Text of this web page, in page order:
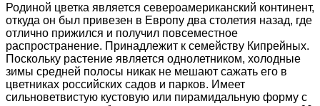
Родиной цветка является североамериканский континент,
откуда он был привезен в Европу два столетия назад, где
отлично прижился и получил повсеместное
распространение. Принадлежит к семейству Кипрейных.
Поскольку растение является однолетником, холодные
зимы средней полосы никак не мешают сажать его в
цветниках российских садов и парков. Имеет
сильноветвистую кустовую или пирамидальную форму с